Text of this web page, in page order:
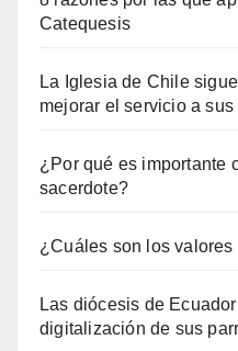
Catequesis
La Iglesia de Chile
mejorar el servicio a sus
¿Por qué es importante
sacerdote?
¿Cuáles son los valores
Las diócesis de
digitalización de sus